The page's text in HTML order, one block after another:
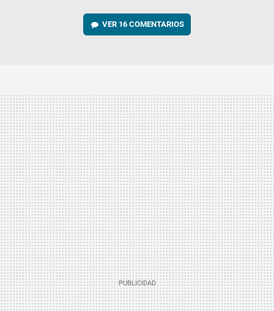
VER 16 COMENTARIOS